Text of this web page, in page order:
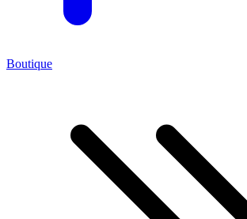
Boutique